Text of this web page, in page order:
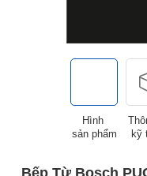
Hình
sản phẩm
kỹ
Bếp Từ Bosch